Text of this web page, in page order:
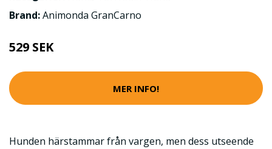
Brand:Animonda GranCarno
529 SEK
MER INFO!
Hunden härstammar från vargen, men dess utseende